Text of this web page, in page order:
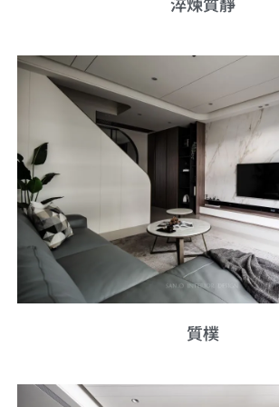
質樸